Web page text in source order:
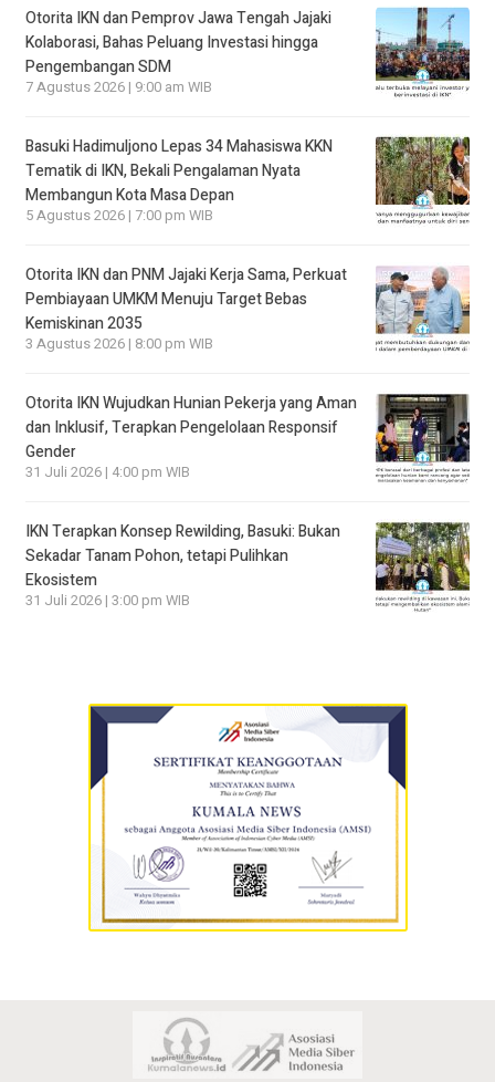
Otorita IKN dan Pemprov Jawa Tengah Jajaki
Kolaborasi, Bahas Peluang Investasi hingga
Pengembangan SDM
7 Agustus 2026 | 9:00 am WIB
Basuki Hadimuljono Lepas 34 Mahasiswa KKN
Tematik di IKN, Bekali Pengalaman Nyata
Membangun Kota Masa Depan
5 Agustus 2026 | 7:00 pm WIB
Otorita IKN dan PNM Jajaki Kerja Sama, Perkuat
Pembiayaan UMKM Menuju Target Bebas
Kemiskinan 2035
3 Agustus 2026 | 8:00 pm WIB
Otorita IKN Wujudkan Hunian Pekerja yang Aman
dan Inklusif, Terapkan Pengelolaan Responsif
Gender
31 Juli 2026 | 4:00 pm WIB
IKN Terapkan Konsep Rewilding, Basuki: Bukan
Sekadar Tanam Pohon, tetapi Pulihkan
Ekosistem
31 Juli 2026 | 3:00 pm WIB